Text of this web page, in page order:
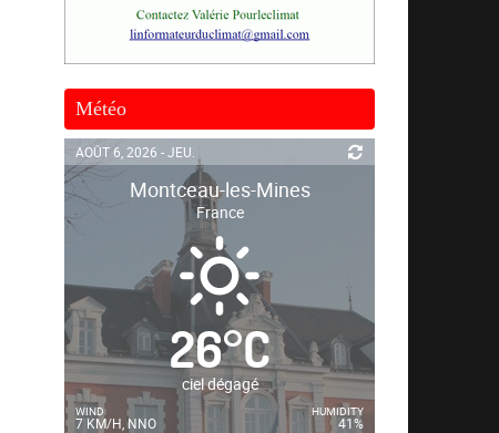
Météo
AOÛT 6, 2026 - JEU.
Montceau-les-Mines
France
26°C
ciel dégagé
WIND
7 KM/H, NNO
HUMIDITY
41%